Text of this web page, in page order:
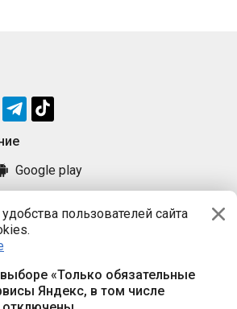
пользователей сайта
«Только обязательные
Яндекс, в том числе
Google play
ООО «ПРАЦА БАЙ»
220114, г. Минск, пр-т Независимости